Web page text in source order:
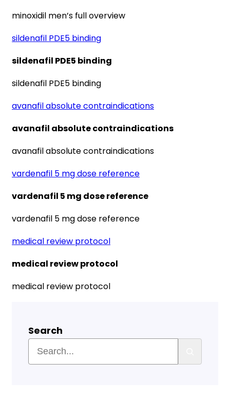
minoxidil men’s full overview
sildenafil PDE5 binding
sildenafil PDE5 binding
sildenafil PDE5 binding
avanafil absolute contraindications
avanafil absolute contraindications
avanafil absolute contraindications
vardenafil 5 mg dose reference
vardenafil 5 mg dose reference
vardenafil 5 mg dose reference
medical review protocol
medical review protocol
medical review protocol
Search